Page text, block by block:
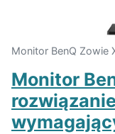
Monitor BenQ Zowie
Monitor